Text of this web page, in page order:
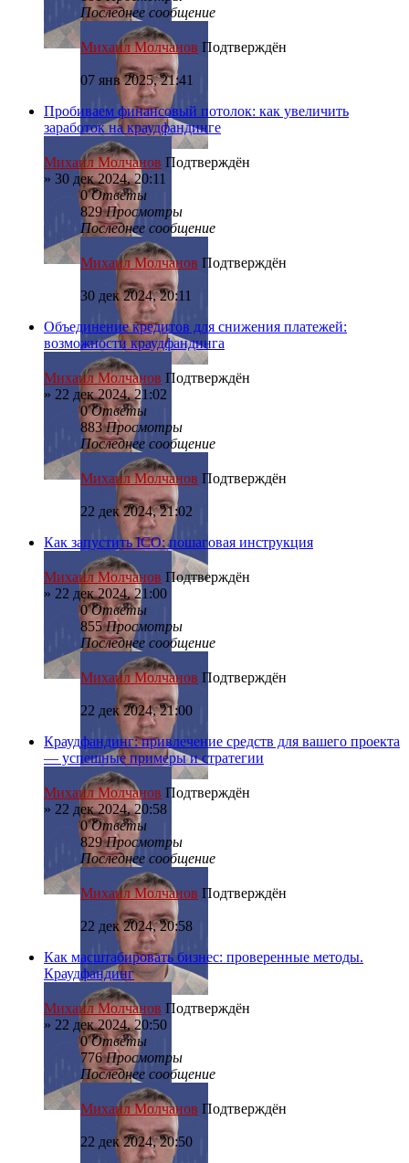
Последнее сообщение
Михаил Молчанов Подтверждён
07 янв 2025, 21:41
Пробиваем финансовый потолок: как увеличить
заработок на краудфандинге
Михаил Молчанов Подтверждён
» 30 дек 2024, 20:11
0Ответы
829Просмотры
Последнее сообщение
Михаил Молчанов Подтверждён
30 дек 2024, 20:11
Объединение кредитов для снижения платежей:
возможности краудфандинга
Михаил Молчанов Подтверждён
» 22 дек 2024, 21:02
0Ответы
883Просмотры
Последнее сообщение
Михаил Молчанов Подтверждён
22 дек 2024, 21:02
Как запустить ICO: пошаговая инструкция
Михаил Молчанов Подтверждён
» 22 дек 2024, 21:00
0Ответы
855Просмотры
Последнее сообщение
Михаил Молчанов Подтверждён
22 дек 2024, 21:00
Краудфандинг: привлечение средств для вашего проекта
— успешные примеры и стратегии
Михаил Молчанов Подтверждён
» 22 дек 2024, 20:58
0Ответы
829Просмотры
Последнее сообщение
Михаил Молчанов Подтверждён
22 дек 2024, 20:58
Как масштабировать бизнес: проверенные методы.
Краудфандинг
Михаил Молчанов Подтверждён
» 22 дек 2024, 20:50
0Ответы
776Просмотры
Последнее сообщение
Михаил Молчанов Подтверждён
22 дек 2024, 20:50